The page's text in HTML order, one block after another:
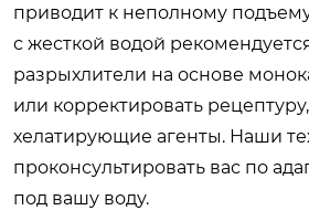
приводит к неполному
с жесткой водой
разрыхлители на основе
или корректировать
хелатирующие агенты. Наши
проконсультировать вас по
под вашу воду.